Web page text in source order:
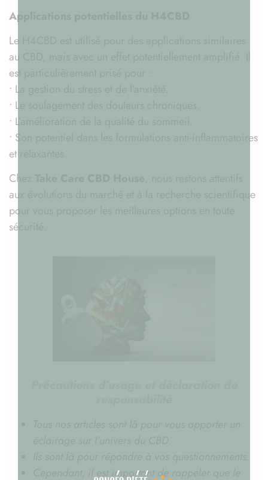
Applications potentielles du H4CBD
Le H4CBD est utilisé pour des applications similaires
au CBD, mais avec un effet potentiellement amplifié. Il
est particulièrement prisé pour :
• La gestion du stress et de l’anxiété.
• Le soulagement des douleurs chroniques.
• L’amélioration de la qualité du sommeil.
• Son potentiel dans les formulations anti-inflammatoires
et relaxantes.
Chez
aux évolutions du marché et à la recherche scientifique
pour vous proposer les meilleures options en toute
sécurité.
Cependant, il est important de rappeler que le